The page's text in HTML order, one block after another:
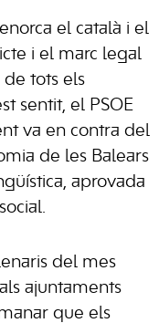
el català i el
i el marc legal
de tots els
sentit, el PSOE
va en contra del
de les Balears
aprovada
del mes
ajuntaments
que els